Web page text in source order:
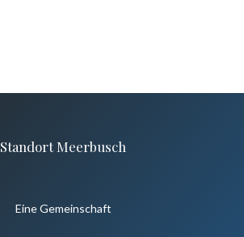
Standort Meerbusch
Eine Gemeinschaft